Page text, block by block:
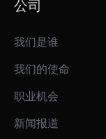
公司
我们是谁
我们的使命
职业机会
新闻报道